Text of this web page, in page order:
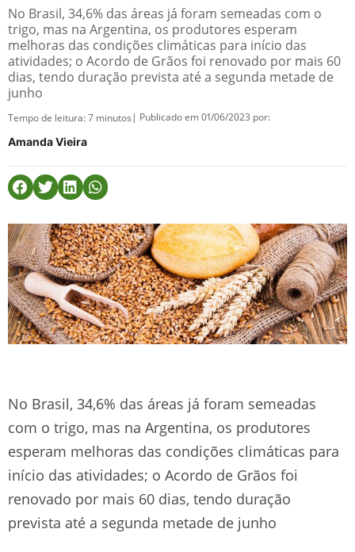
No Brasil, 34,6% das áreas já foram semeadas com o
trigo, mas na Argentina, os produtores esperam
melhoras das condições climáticas para início das
atividades; o Acordo de Grãos foi renovado por mais 60
dias, tendo duração prevista até a segunda metade de
junho
Tempo de leitura:7 minutos | Publicado em 01/06/2023 por:
Amanda Vieira
No Brasil, 34,6% das áreas já foram semeadas
com o trigo, mas na Argentina, os produtores
esperam melhoras das condições climáticas para
início das atividades; o Acordo de Grãos foi
renovado por mais 60 dias, tendo duração
prevista até a segunda metade de junho